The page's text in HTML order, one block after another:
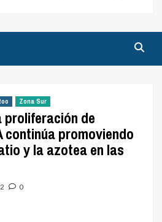
Zona Sur
proliferación de
continúa promoviendo
y la azotea en las
0